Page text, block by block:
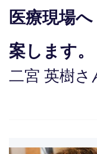
医療現場
案します。
二宮 英樹さ